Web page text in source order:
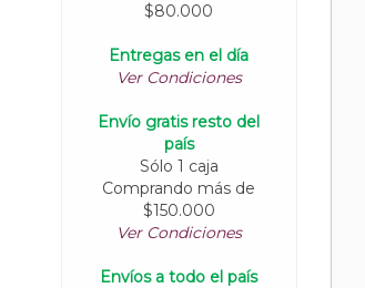
$80.000
Entregas en el día
Ver Condiciones
Envío gratis resto del
país
Sólo 1 caja
Comprando más de
$150.000
Ver Condiciones
Envíos a todo el país